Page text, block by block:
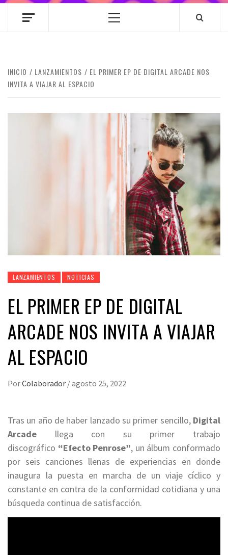
Menú
INICIO LANZAMIENTOS
EL PRIMER EP DE DIGITAL ARCADE NOS
INVITA A VIAJAR AL ESPACIO
LANZAMIENTOS NOTICIAS
EL PRIMER EP DE DIGITAL
ARCADE NOS INVITA A VIAJAR
AL ESPACIO
PorColaborador /agosto 25, 2022
Tras un año de haber lanzado su primer sencillo, Digital
Arcade llega con su primer trabajo
discográfico “Efecto Penrose”, un álbum conformado
por seis canciones llenas de experiencias en donde
inaugura la puesta en marcha de un viaje cíclico y
constante en contra de la conformidad cotidiana y una
búsqueda continua de satisfacción.